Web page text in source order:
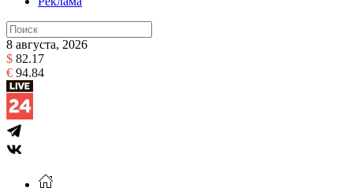
8 августа, 2026
$ 82.17
€ 94.84